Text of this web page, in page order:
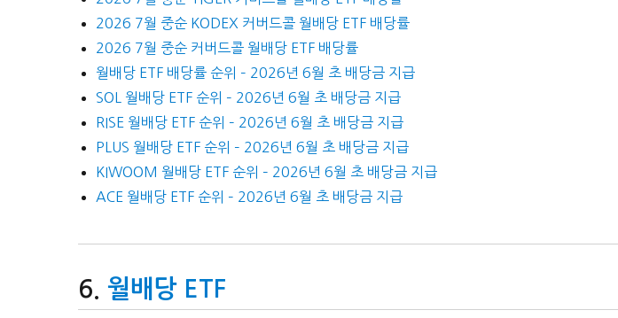
2026 7월 중순 KODEX 커버드콜 월배당 ETF 배당률
2026 7월 중순 커버드콜 월배당 ETF 배당률
월배당 ETF 배당률 순위 – 2026년 6월 초 배당금 지급
SOL 월배당 ETF 순위 – 2026년 6월 초 배당금 지급
RISE 월배당 ETF 순위 – 2026년 6월 초 배당금 지급
PLUS 월배당 ETF 순위 – 2026년 6월 초 배당금 지급
KIWOOM 월배당 ETF 순위 – 2026년 6월 초 배당금 지급
ACE 월배당 ETF 순위 – 2026년 6월 초 배당금 지급
월배당 ETF